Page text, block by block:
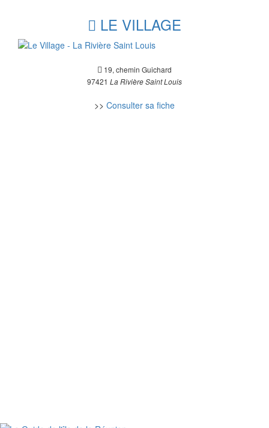
LE VILLAGE
19, chemin Guichard
97421 La Rivière Saint Louis
>> Consulter sa fiche